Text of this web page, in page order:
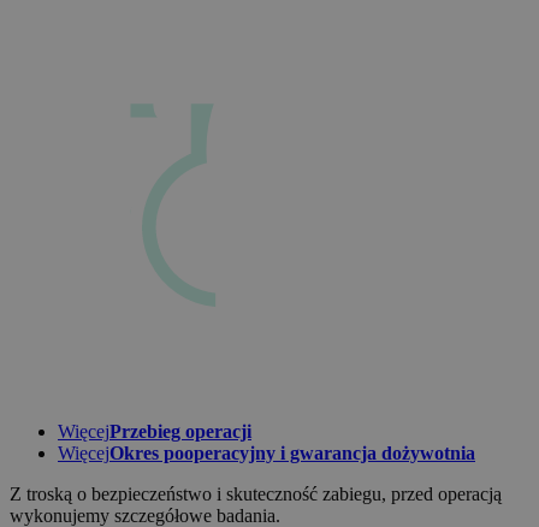
WięcejPrzebieg operacji
WięcejOkres pooperacyjny i gwarancja dożywotnia
Z troską o bezpieczeństwo i skuteczność zabiegu, przed operacją
wykonujemy szczegółowe badania.